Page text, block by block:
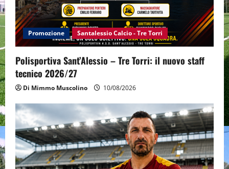
Promozione Santalessio Calcio - Tre Torri
Polisportiva Sant’Alessio – Tre Torri: il nuovo staff
tecnico 2026/27
Di Mimmo Muscolino 10/08/2026